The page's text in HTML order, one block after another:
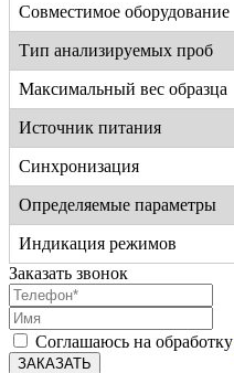
Совместимое оборудование
Тип анализируемых проб
Максимальный вес образца
Источник питания
Синхронизация
Определяемые параметры
Индикация режимов
Заказать звонок
Соглашаюсь на обработку
ЗАКАЗАТЬ